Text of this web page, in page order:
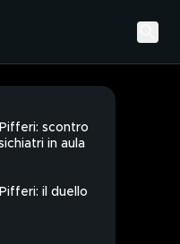
scontro
in aula
il duello